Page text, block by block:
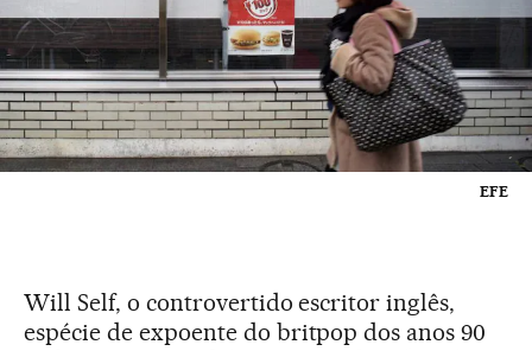
EFE
Will Self, o controvertido escritor inglês,
espécie de expoente do britpop dos anos 90